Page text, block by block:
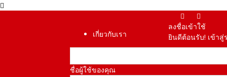
เกี่ยวกับเรา
ลงชื่อเข้าใช้
ยินดีต้อนรับ! เข้า
ชื่อผู้ใช้ของคุณ